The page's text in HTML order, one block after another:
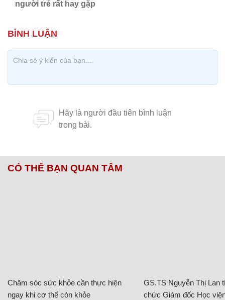
người trẻ rất hay gặp
CÓ THỂ BẠN QUAN TÂM
Chăm sóc sức khỏe cần thực hiện
ngay khi cơ thể còn khỏe
GS.TS Nguyễn Thị Lan
chức Giám đốc Học